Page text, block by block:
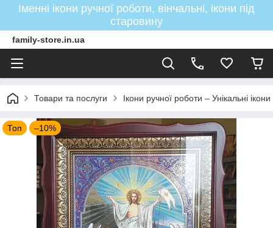
Іменні ікони ручної роботи, вінчальні, ікони під
старовину
family-store.in.ua
Товари та послуги Ікони ручної роботи – Унікальні
Топ –10%